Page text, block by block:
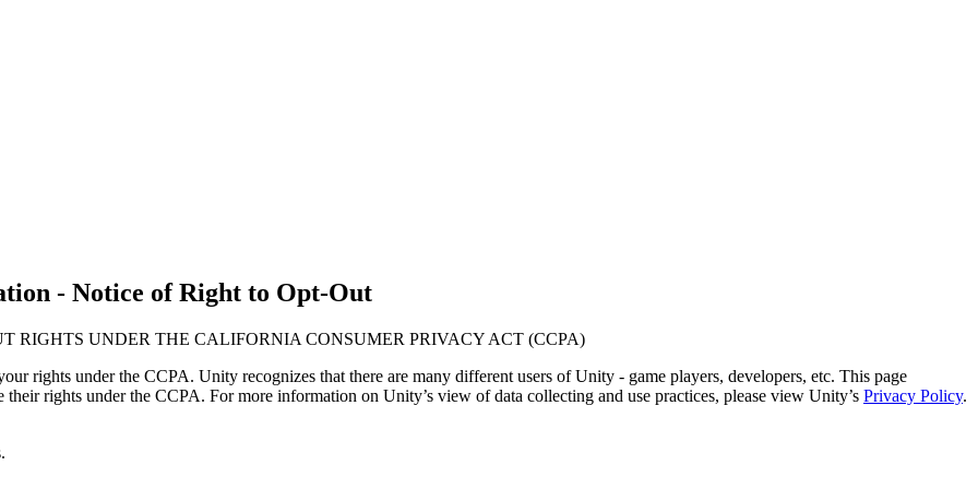
- Notice of Right to Opt-Out
RIGHTS UNDER THE CALIFORNIA CONSUMER PRIVACY ACT (CCPA)
rights under the CCPA. Unity recognizes that there are many different users of Unity - game players, developers, etc. This page
rights under the CCPA. For more information on Unity’s view of data collecting and use practices, please view Unity’s Privacy Policy.